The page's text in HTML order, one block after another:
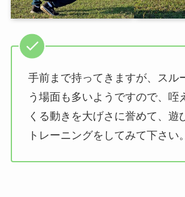
手前まで持ってきますが、スル
う場面も多いようですので、咥
くる動きを大げさに誉めて、遊
トレーニングをしてみて下さい。